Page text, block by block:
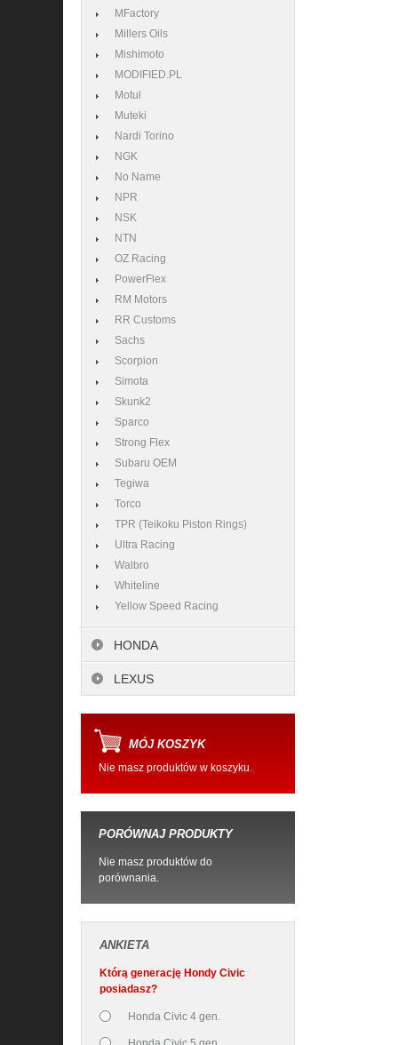
MFactory
Millers Oils
Mishimoto
MODIFIED.PL
Motul
Muteki
Nardi Torino
NGK
No Name
NPR
NSK
NTN
OZ Racing
PowerFlex
RM Motors
RR Customs
Sachs
Scorpion
Simota
Skunk2
Sparco
Strong Flex
Subaru OEM
Tegiwa
Torco
TPR (Teikoku Piston Rings)
Ultra Racing
Walbro
Whiteline
Yellow Speed Racing
HONDA
LEXUS
MÓJ KOSZYK
Nie masz produktów w koszyku.
PORÓWNAJ PRODUKTY
Nie masz produktów do
porównania.
ANKIETA
Którą generację Hondy Civic
posiadasz?
Honda Civic 4 gen.